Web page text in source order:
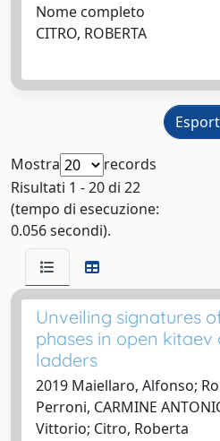
Nome completo
CITRO, ROBERTA
Mostra
records
Risultati 1 - 20 di 22
(tempo di esecuzione:
0.056 secondi).
Unveiling signatures
phases in open kitaev
ladders
2019 Maiellaro, Alfonso;
Perroni, CARMINE
Vittorio; Citro, Roberta